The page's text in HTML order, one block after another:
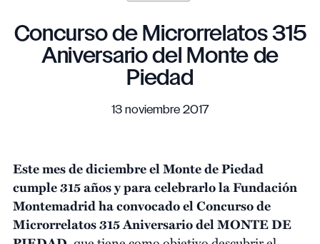
Concurso de Microrrelatos 315
Aniversario del Monte de
Piedad
13 noviembre 2017
Este mes de diciembre el Monte de Piedad
cumple 315 años y para celebrarlo la Fundación
Montemadrid ha convocado el Concurso de
Microrrelatos 315 Aniversario del MONTE DE